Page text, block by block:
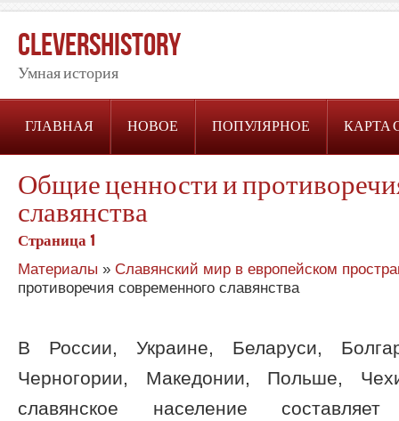
CleversHistory
Умная история
ГЛАВНАЯ НОВОЕ ПОПУЛЯРНОЕ КАРТА
Общие ценности и
славянства
Страница 1
Материалы » Славянский мир в европейском
противоречия современного славянства
В России, Украине, Беларуси,
Черногории, Македонии, Польше,
славянское население